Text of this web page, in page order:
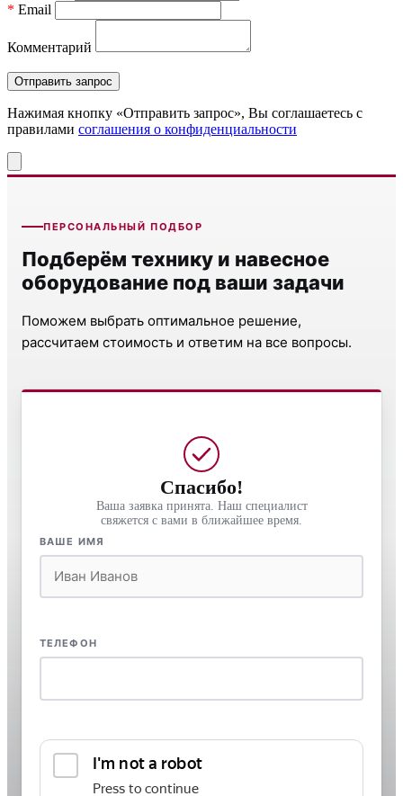
* Email
Комментарий
Нажимая кнопку «Отправить запрос», Вы соглашаетесь c
правилами соглашения о конфиденциальности
ПЕРСОНАЛЬНЫЙ ПОДБОР
Подберём технику и навесное
оборудование под ваши задачи
Поможем выбрать оптимальное решение,
рассчитаем стоимость и ответим на все вопросы.
Спасибо!
Ваша заявка принята. Наш специалист
свяжется с вами в ближайшее время.
ВАШЕ ИМЯ
ТЕЛЕФОН